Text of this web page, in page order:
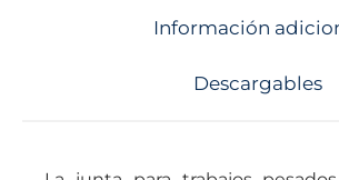
Información
Descargables